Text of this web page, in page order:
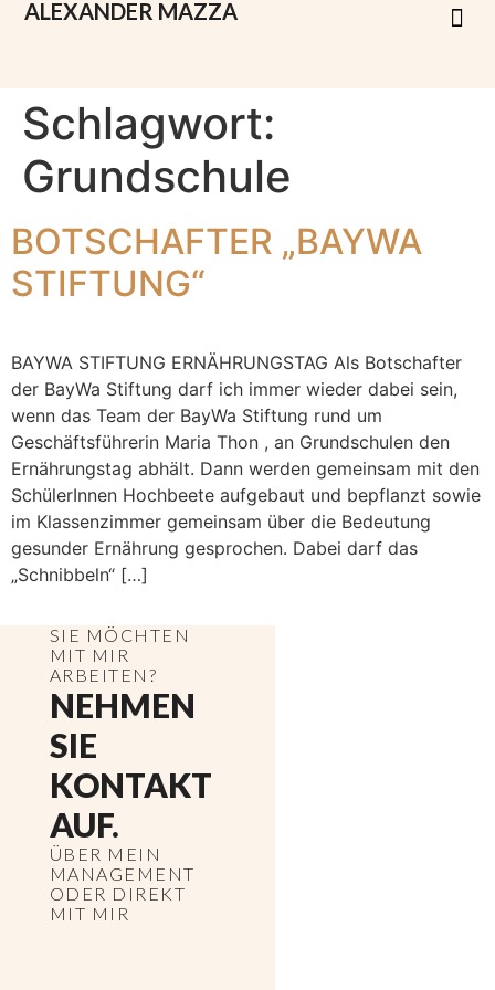
ALEXANDER MAZZA
Schlagwort:
Grundschule
BOTSCHAFTER „BAYWA
STIFTUNG“
BAYWA STIFTUNG ERNÄHRUNGSTAG Als Botschafter
der BayWa Stiftung darf ich immer wieder dabei sein,
wenn das Team der BayWa Stiftung rund um
Geschäftsführerin Maria Thon , an Grundschulen den
Ernährungstag abhält. Dann werden gemeinsam mit den
SchülerInnen Hochbeete aufgebaut und bepflanzt sowie
im Klassenzimmer gemeinsam über die Bedeutung
gesunder Ernährung gesprochen. Dabei darf das
„Schnibbeln“ […]
SIE MÖCHTEN
MIT MIR
ARBEITEN?
NEHMEN
SIE
KONTAKT
AUF.
ÜBER MEIN
MANAGEMENT
ODER DIREKT
MIT MIR